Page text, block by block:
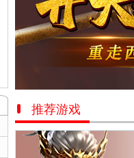
推荐游戏